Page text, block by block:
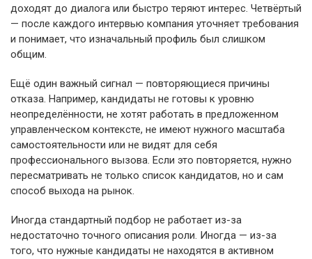
доходят до диалога или быстро теряют интерес. Четвёртый
— после каждого интервью компания уточняет требования
и понимает, что изначальный профиль был слишком
общим.
Ещё один важный сигнал — повторяющиеся причины
отказа. Например, кандидаты не готовы к уровню
неопределённости, не хотят работать в предложенном
управленческом контексте, не имеют нужного масштаба
самостоятельности или не видят для себя
профессионального вызова. Если это повторяется, нужно
пересматривать не только список кандидатов, но и сам
способ выхода на рынок.
Иногда стандартный подбор не работает из-за
недостаточно точного описания роли. Иногда — из-за
того, что нужные кандидаты не находятся в активном